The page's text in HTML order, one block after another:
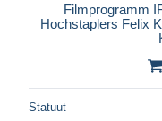
Filmprogramm
Hochstaplers Felix
Statuut